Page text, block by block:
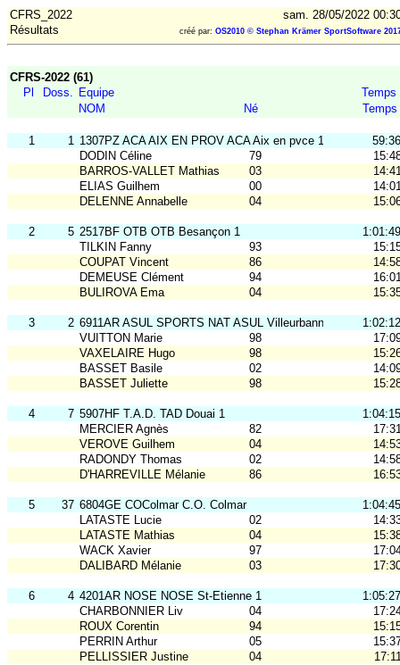
CFRS_2022
sam. 28/05/2022
Résultats
créé par: OS2010 © Stephan Krämer SportSoftware
CFRS-2022 (61)
Pl
Doss. Equipe
Temps
NOM
Né Temps
1 1 1307PZ ACA AIX EN PROV ACA Aix en pvce 1
59:36
DODIN Céline
79
BARROS-VALLET Mathias
03
ELIAS Guilhem
00
DELENNE Annabelle
04
2 5 2517BF OTB OTB Besançon 1
1:01:49
TILKIN Fanny
93
COUPAT Vincent
86
DEMEUSE Clément
94
BULIROVA Ema
04
3 2 6911AR ASUL SPORTS NAT ASUL Villeurbanne 1
1:02:12
VUITTON Marie
98
VAXELAIRE Hugo
98
BASSET Basile
02
BASSET Juliette
98
4 7 5907HF T.A.D. TAD Douai 1
1:04:15
MERCIER Agnès
82
VEROVE Guilhem
04
RADONDY Thomas
02
D'HARREVILLE Mélanie
86
5 37 6804GE COColmar C.O. Colmar
1:04:45
LATASTE Lucie
02
LATASTE Mathias
04
WACK Xavier
97
DALIBARD Mélanie
03
6 4 4201AR NOSE NOSE St-Etienne 1
1:05:27
CHARBONNIER Liv
04
ROUX Corentin
94
PERRIN Arthur
05
PELLISSIER Justine
04